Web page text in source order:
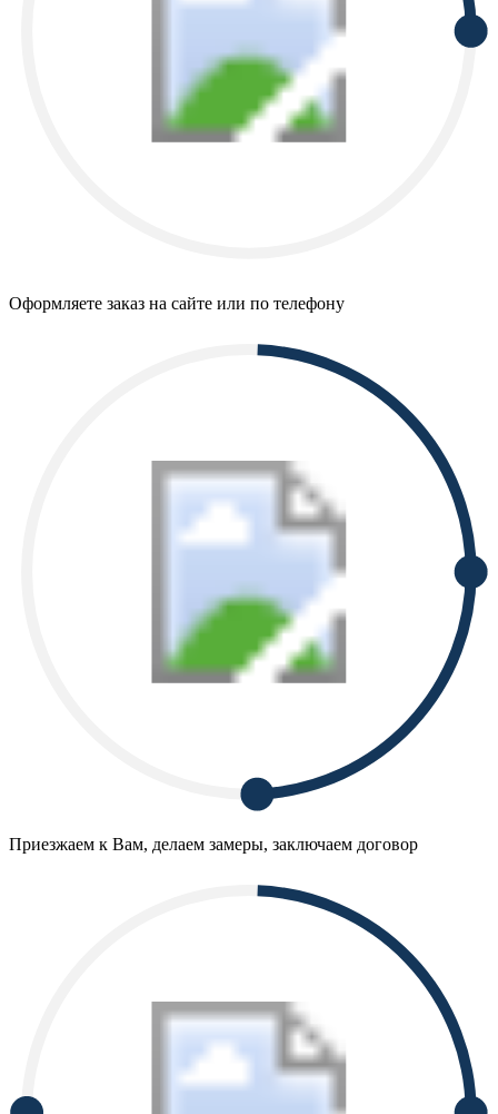
Оформляете заказ на сайте или по телефону
Приезжаем к Вам, делаем замеры, заключаем договор